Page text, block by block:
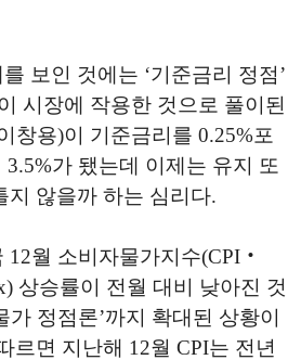
보인 것에는 ‘기준금리 정점’
시장에 작용한 것으로 풀이된
창용)이 기준금리를 0.25%포
가 됐는데 이제는 유지 또
지 않을까 하는 심리다.
12월 소비자물가지수(CPI‧
상승률이 전월 대비 낮아진 것
가 정점론’까지 확대된 상황이
르면 지난해 12월 CPI는 전년